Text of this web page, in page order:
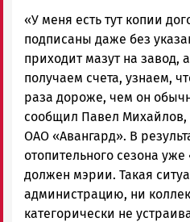
«У меня есть тут копии
подписаны даже без
приходит мазут на завод,
получаем счета, узнаем,
раза дороже, чем он
сообщил Павел Михайлов,
ОАО «Авангард». В
отопительного сезона
должен мэрии. Такая
администрацию, ни
категорически не